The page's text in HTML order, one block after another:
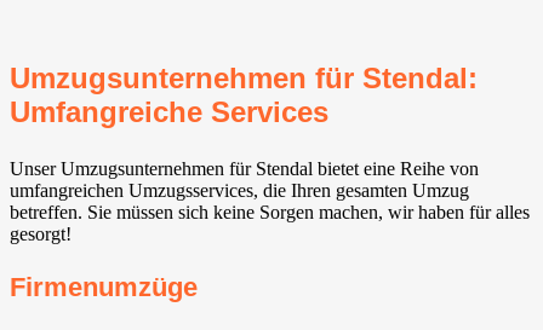
Umzugsunternehmen für Stendal:
Umfangreiche Services
Unser Umzugsunternehmen für Stendal bietet eine Reihe von
umfangreichen Umzugsservices, die Ihren gesamten Umzug
betreffen. Sie müssen sich keine Sorgen machen, wir haben für alles
gesorgt!
Firmenumzüge